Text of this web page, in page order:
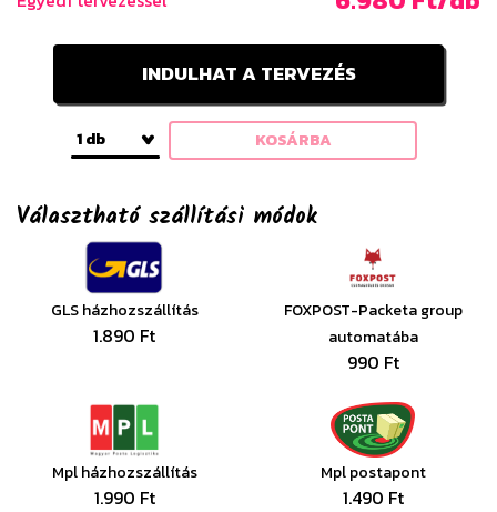
INDULHAT A TERVEZÉS
1 db KOSÁRBA
Választható szállítási módok
GLS házhozszállítás
1.890 Ft
FOXPOST-Packeta group
automatába
990 Ft
Mpl házhozszállítás
1.990 Ft
Mpl postapont
1.490 Ft